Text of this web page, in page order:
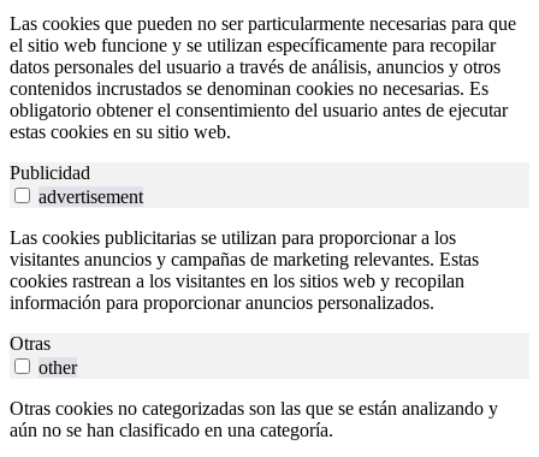
Las cookies que pueden no ser particularmente necesarias para que
el sitio web funcione y se utilizan específicamente para recopilar
datos personales del usuario a través de análisis, anuncios y otros
contenidos incrustados se denominan cookies no necesarias. Es
obligatorio obtener el consentimiento del usuario antes de ejecutar
estas cookies en su sitio web.
Publicidad
advertisement
Las cookies publicitarias se utilizan para proporcionar a los
visitantes anuncios y campañas de marketing relevantes. Estas
cookies rastrean a los visitantes en los sitios web y recopilan
información para proporcionar anuncios personalizados.
Otras
other
Otras cookies no categorizadas son las que se están analizando y
aún no se han clasificado en una categoría.